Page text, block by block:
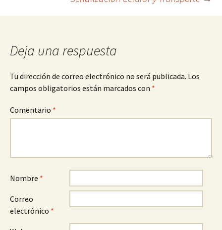
Deja una respuesta
Tu dirección de correo electrónico no será publicada. Los
campos obligatorios están marcados con *
Comentario *
Nombre *
Correo
electrónico *